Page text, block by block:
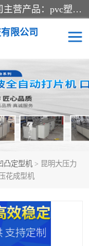
常州联宇机电自动化科技有限公司主营产品：pvc塑料焊机、高频热合机、软膜天花压边机、服装布料凹凸压花机、布料3d压印设备、服装植胶设备、超声波布料花边机、无纺布热合机、全自动压花机。
限公司
凸定型机 > 昆明大压力
花成型机
波热合机
波花边机
压花机压标机
服装凹凸压花机
声波打片成型机
产品成型机